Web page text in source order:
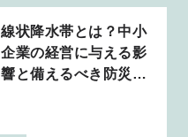
線状降水帯とは？中小
企業の経営に与える影
響と備えるべき防災・